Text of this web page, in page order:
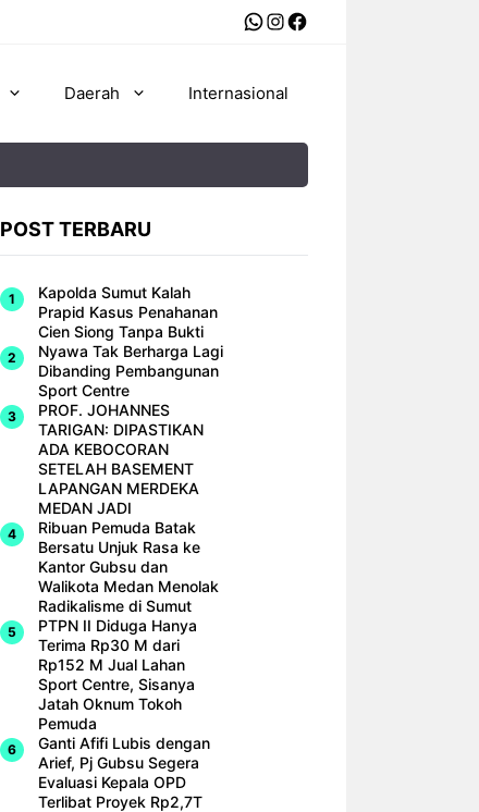
WhatsApp
Instagram
Facebook
Daerah Internasional
POST TERBARU
Kapolda Sumut Kalah
Prapid Kasus Penahanan
Cien Siong Tanpa Bukti
Nyawa Tak Berharga Lagi
Dibanding Pembangunan
Sport Centre
PROF. JOHANNES
TARIGAN: DIPASTIKAN
ADA KEBOCORAN
SETELAH BASEMENT
LAPANGAN MERDEKA
MEDAN JADI
Ribuan Pemuda Batak
Bersatu Unjuk Rasa ke
Kantor Gubsu dan
Walikota Medan Menolak
Radikalisme di Sumut
PTPN II Diduga Hanya
Terima Rp30 M dari
Rp152 M Jual Lahan
Sport Centre, Sisanya
Jatah Oknum Tokoh
Pemuda
Ganti Afifi Lubis dengan
Arief, Pj Gubsu Segera
Evaluasi Kepala OPD
Terlibat Proyek Rp2,7T